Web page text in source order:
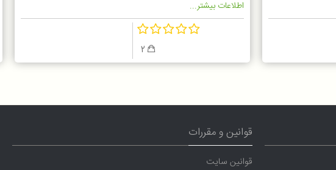
اطلاعات بیشتر...
2
قوانین و مقررات
قوانین سایت